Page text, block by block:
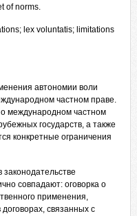
of norms.
lex voluntatis; limitations
автономии воли
частном праве.
о международном частном
государств, а также
конкретные ограничения
совпадают: оговорка о
применения,
связанных с